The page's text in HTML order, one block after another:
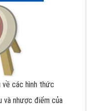
về các hình thức
và nhược điểm của